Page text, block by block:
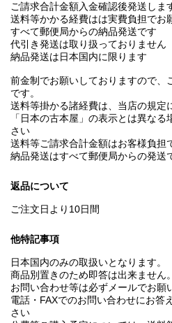
ご請求合計金額入金確認後発送しま
送料等かかる経費はは実費負担でお
すべて郵便局からの納品発送です
代引き発送は取り扱っておりません
納品発送は日本国内に限ります
前金制でお願いしておりますので、
です。
送料等掛かる諸経費は、当店の規定
「日本の古本屋」の表示とは異な
さい
送料等ご請求合計金額はお客様負担
納品発送はすべて郵便局からの発送
返品について
ご注文日より10日間
他特記事項
日本国内のみの取扱いとなります。
商品別置きのため即答は出来ません。
お問い合わせ等は必ずメールでお
電話・FAXでのお問い合わせにお答
さい